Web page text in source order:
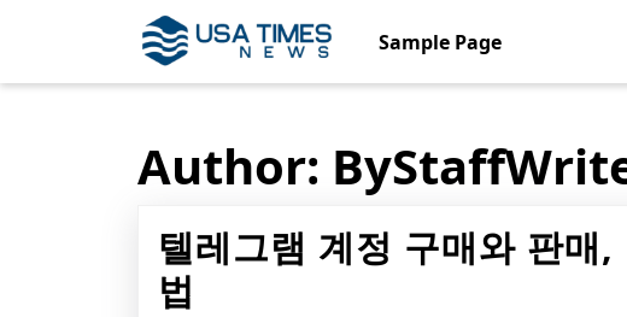
Sample Page
Author:
텔레그램 계정 구매와 판매
법